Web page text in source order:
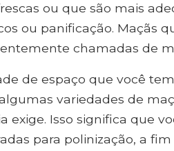
ou que são mais
ou panificação. Maçãs
chamadas de
de espaço que você
variedades de
exige. Isso significa que
para polinização, a